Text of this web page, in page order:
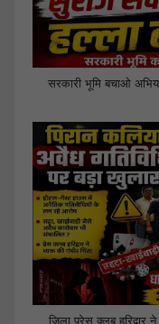
सरकारी भूमि बचाओ
जिला प्रेस क्लब हरिद्वार